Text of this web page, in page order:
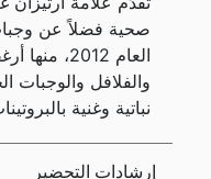
صحية فضلاً عن
العام
والفلافل والوجبات
نباتية وغنية
إرشادات التحضير